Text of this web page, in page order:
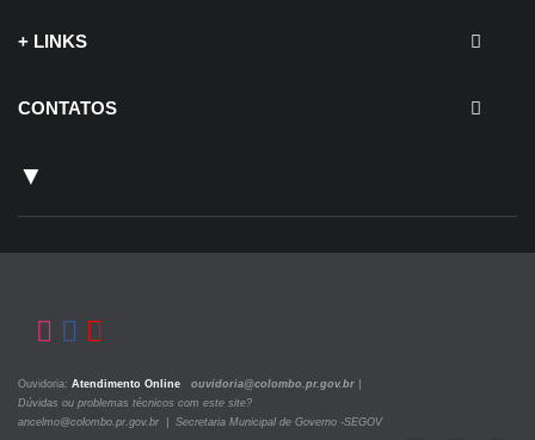
+ LINKS
CONTATOS
▼
Ouvidoria: Atendimento Online ouvidoria@colombo.pr.gov.br
Dúvidas ou problemas técnicos com este site?
ancelmo@colombo.pr.gov.br | Secretaria Municipal de Governo -SEGOV